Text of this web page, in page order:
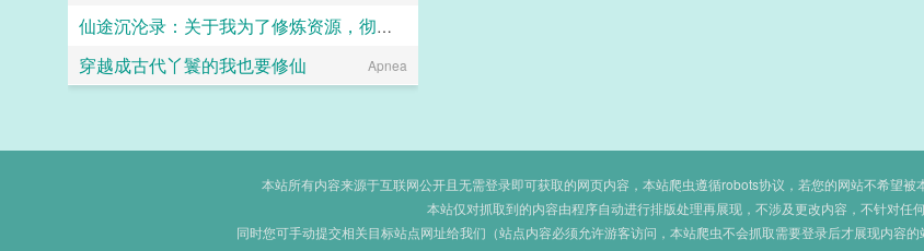
仙途沉沦录：关于我为了修炼资源，彻底恶堕成仙门母畜这件事
画眉桃
穿越成古代丫鬟的我也要修仙 Apnea
本站所有内容来源于互联网公开且无需登录即可获取的网页内容，本站爬虫遵循robots协议，若您的网站不希望被
本站仅对抓取到的内容由程序自动进行排版处理再展现，不涉及更改内容，不针对任
同时您可手动提交相关目标站点网址给我们（站点内容必须允许游客访问，本站爬虫不会抓取需要登录后才展现内容